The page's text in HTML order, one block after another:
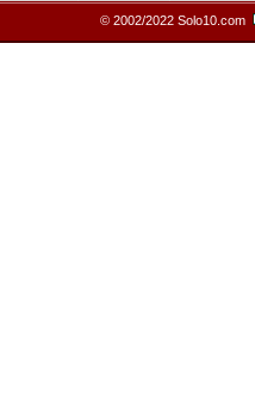
© 2002/2022 Solo10.com